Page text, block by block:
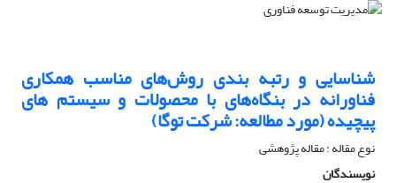
شناسایی و رتبه بندی روش‌های مناسب همکاری
فناورانه در بنگاه‌های با محصولات و سیستم های
پیچیده (مورد مطالعه: شرکت توگا)
نوع مقاله : مقاله پژوهشی
نویسندگان